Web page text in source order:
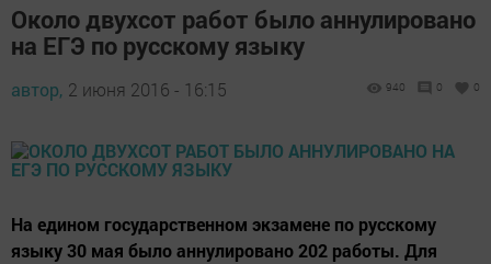
Около двухсот работ было аннулировано
на ЕГЭ по русскому языку
автор, 2 июня 2016 - 16:15 940 0 0
На едином государственном экзамене по русскому
языку 30 мая было аннулировано 202 работы. Для